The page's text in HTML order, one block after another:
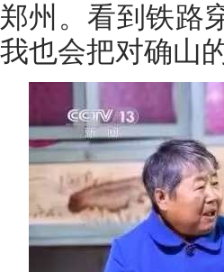
郑州。看到铁路
我也会把对确山